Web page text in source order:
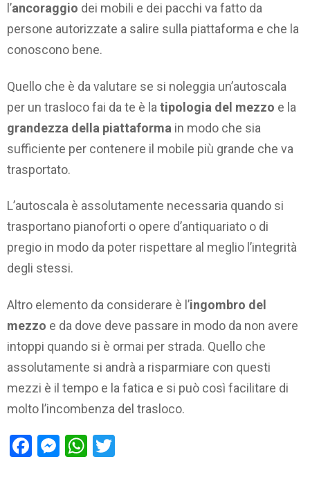
l’ancoraggio dei mobili e dei pacchi va fatto da
persone autorizzate a salire sulla piattaforma e che la
conoscono bene.
Quello che è da valutare se si noleggia un’autoscala
per un trasloco fai da te è la tipologia del mezzo e la
grandezza della piattaforma in modo che sia
sufficiente per contenere il mobile più grande che va
trasportato.
L’autoscala è assolutamente necessaria quando si
trasportano pianoforti o opere d’antiquariato o di
pregio in modo da poter rispettare al meglio l’integrità
degli stessi.
Altro elemento da considerare è l’ingombro del
mezzo e da dove deve passare in modo da non avere
intoppi quando si è ormai per strada. Quello che
assolutamente si andrà a risparmiare con questi
mezzi è il tempo e la fatica e si può così facilitare di
molto l’incombenza del trasloco.
Facebook
Messenger
WhatsApp